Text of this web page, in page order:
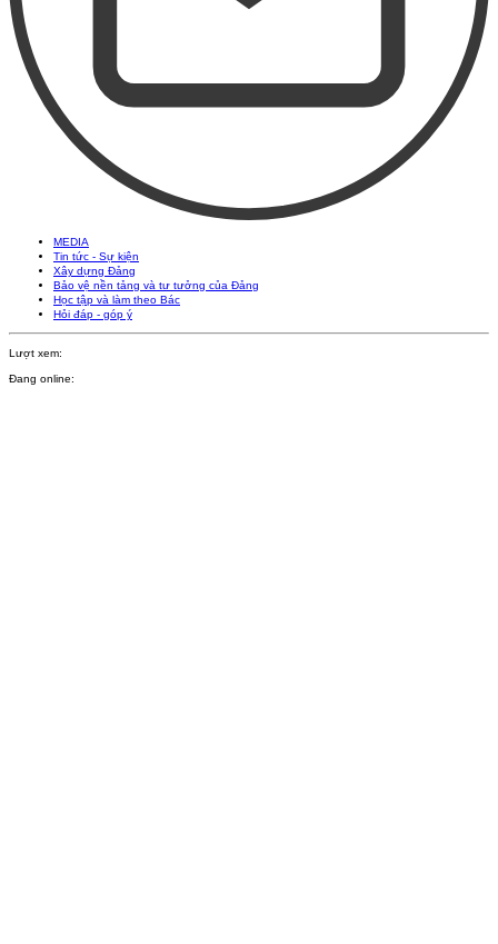
MEDIA
Tin tức - Sự kiện
Xây dựng Đảng
Bảo vệ nền tảng và tư tưởng của Đảng
Học tập và làm theo Bác
Hỏi đáp - góp ý
Lượt xem:
Đang online: